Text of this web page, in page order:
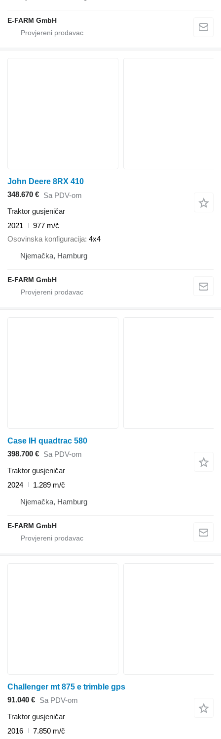
E-FARM GmbH
John Deere 8RX 410
348.670 € Sa PDV-om
Traktor gusjeničar
2021
977 m/č
Osovinska konfiguracija 4x4
Njemačka, Hamburg
E-FARM GmbH
Case IH quadtrac 580
398.700 € Sa PDV-om
Traktor gusjeničar
2024
1.289 m/č
Njemačka, Hamburg
E-FARM GmbH
Challenger mt 875 e trimble gps
91.040 € Sa PDV-om
Traktor gusjeničar
2016
7.850 m/č